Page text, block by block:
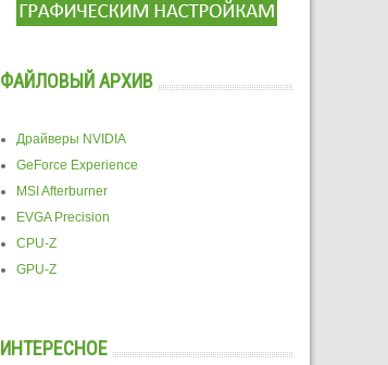
ФАЙЛОВЫЙ АРХИВ
Драйверы NVIDIA
GeForce Experience
MSI Afterburner
EVGA Precision
CPU-Z
GPU-Z
ИНТЕРЕСНОЕ